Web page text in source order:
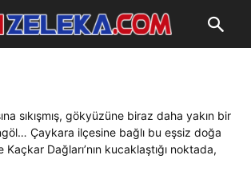
sıkışmış, gökyüzüne biraz daha yakın bir
Çaykara ilçesine bağlı bu eşsiz doğa
Kaçkar Dağları’nın kucaklaştığı noktada,